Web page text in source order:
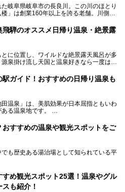
岐阜県岐阜市の長良川。この川のほとり
」は創業160年以上を誇る老舗。川側の
にこだわった食事も定評があります。
り入浴もできるんですよ。泊まりでも日
る旅とともに楽しんでみてはいかがでし
】
PR記事です。
飛騨のオススメ日帰り温泉・絶景露
に位置し、ワイルドな絶景露天風呂が多
泉掛け流し天国と温泉好きなら一度は行
温泉」「新平湯温泉」「栃尾温泉」「新
温泉地を総称して奥飛騨温泉郷と呼びま
したいと思います。いずれも素晴らしい
駅ガイド！おすすめの日帰り温泉も
温泉」は、美肌効果が日本屈指ともいわ
る温泉地です。
することができます。
があるなど、温泉、観光、買い物と、さ
力を詳しく紹介していきます！
おすすめの温泉や観光スポットをご
も歴史ある湯治場として知られている平
ますます賑わいを見せています。そこで
の観光スポットとおすすめの温泉施設を紹
温泉をぜひチェックしてみてください。
すめ観光スポット25選！温泉やグル
も紹介！